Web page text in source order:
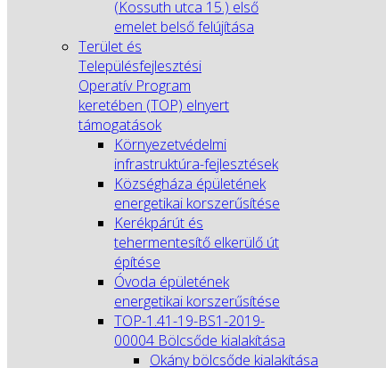
(Kossuth utca 15.) első
emelet belső felújítása
Terület és
Településfejlesztési
Operatív Program
keretében (TOP) elnyert
támogatások
Környezetvédelmi
infrastruktúra-fejlesztések
Községháza épületének
energetikai korszerűsítése
Kerékpárút és
tehermentesítő elkerülő út
építése
Óvoda épületének
energetikai korszerűsítése
TOP-1.41-19-BS1-2019-
00004 Bölcsőde kialakítása
Okány bölcsőde kialakítása